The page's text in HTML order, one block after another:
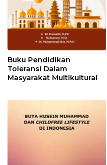
Buku Pendidikan
Toleransi Dalam
Masyarakat Multikultural